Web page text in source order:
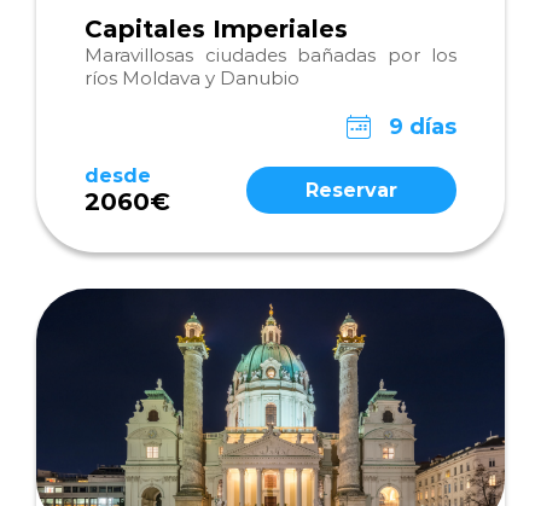
Capitales Imperiales
Maravillosas ciudades bañadas por los
ríos Moldava y Danubio
9 días
desde
2060€ Reservar